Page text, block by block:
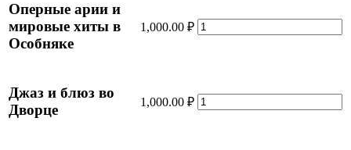
во
Дворце
Оперные арии и
мировые хиты в
Особняке
1,000.00 ₽ Оперные
арии
в
Особняке
Джаз и блюз во
Дворце
1,000.00 ₽ Джаз
и